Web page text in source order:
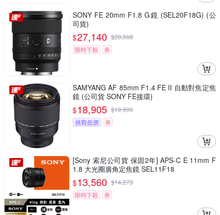
SONY FE 20mm F1.8 G鏡 (SEL20F18G) (公
司貨)
$27,140 $28,568
限時下殺
券
SAMYANG AF 85mm F1.4 FE II 自動對焦定焦
鏡 (公司貨 SONY FE接環)
$18,905 $19,900
挑戰低價
券
[Sony 索尼公司貨 保固2年] APS-C E 11mm F
1.8 大光圈廣角定焦鏡 SEL11F18
$13,560 $14,273
限時下殺
券